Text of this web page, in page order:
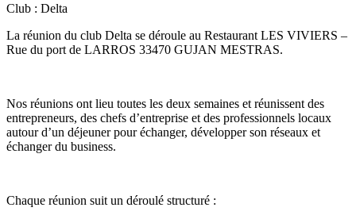
Club : Delta
La réunion du club Delta se déroule au Restaurant LES VIVIERS –
Rue du port de LARROS 33470 GUJAN MESTRAS.
Nos réunions ont lieu toutes les deux semaines et réunissent des
entrepreneurs, des chefs d’entreprise et des professionnels locaux
autour d’un déjeuner pour échanger, développer son réseaux et
échanger du business.
Chaque réunion suit un déroulé structuré :